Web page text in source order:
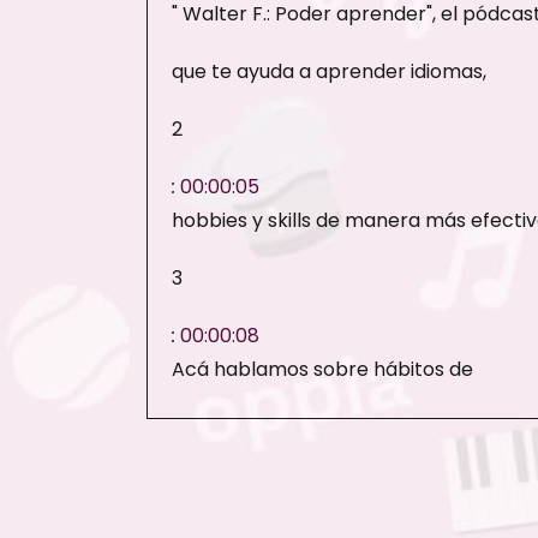
" Walter F.: Poder aprender", el
que te ayuda a aprender idiomas,
2
: 00:00:05
hobbies y skills de manera más
3
: 00:00:08
Acá hablamos sobre hábitos de
aprendizaje, práctica deliberada